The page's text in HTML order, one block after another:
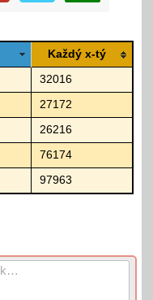
Každý x-tý
32016
27172
26216
76174
97963